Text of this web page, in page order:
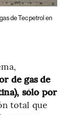
de Tecpetrol en
de gas de
sólo por
total que